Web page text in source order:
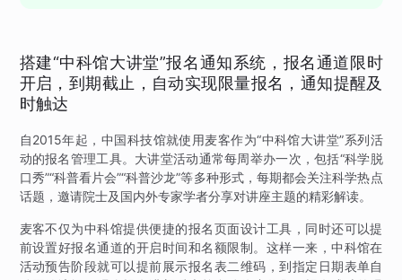
搭建“中科馆大讲堂”报名通知系统，报名通道限时
开启，到期截止，自动实现限量报名，通知提醒及
时触达
自2015年起，中国科技馆就使用麦客作为“中科馆大讲堂”系列活
动的报名管理工具。大讲堂活动通常每周举办一次，包括“科学脱
口秀”“科普看片会”“科普沙龙”等多种形式，每期都会关注科学热点
话题，邀请院士及国内外专家学者分享对讲座主题的精彩解读。
麦客不仅为中科馆提供便捷的报名页面设计工具，同时还可以提
前设置好报名通道的开启时间和名额限制。这样一来，中科馆在
活动预告阶段就可以提前展示报名表二维码，到指定日期表单自